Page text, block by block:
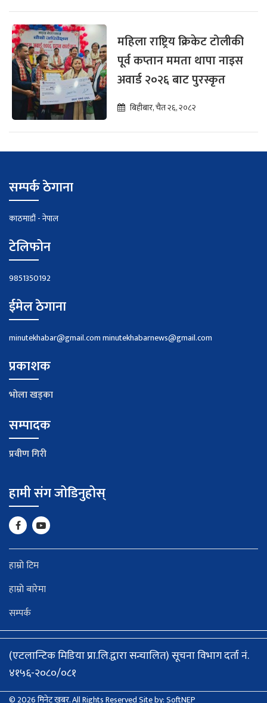
महिला राष्ट्रिय क्रिकेट टोलीकी
पूर्व कप्तान ममता थापा नाइस
अवार्ड २०२६ बाट पुरस्कृत
बिहीबार, चैत २६, २०८२
सम्पर्क ठेगाना
काठमाडौं - नेपाल
टेलिफोन
9851350192
ईमेल ठेगाना
minutekhabar@gmail.comminutekhabarnews@gmail.com
प्रकाशक
भाेला खड्का
सम्पादक
प्रवीण गिरी
हामी संग जोडिनुहोस्
हाम्रो टिम
हाम्रो बारेमा
सम्पर्क
© 2026 मिनेट खबर. All Rights ReservedSite by:SoftNEP
(एटलान्टिक मिडिया प्रा.लि.द्वारा सन्चालित) सूचना विभाग दर्ता नं.
४१५६-२०८०/०८१